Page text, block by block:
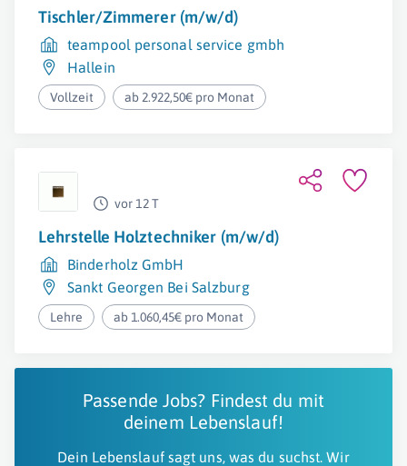
Tischler/Zimmerer (m/w/d)
teampool personal service gmbh
Hallein
Vollzeit ab 2.922,50€ pro Monat
vor 12 T
Lehrstelle Holztechniker (m/w/d)
Binderholz GmbH
Sankt Georgen Bei Salzburg
Lehre ab 1.060,45€ pro Monat
Passende Jobs? Findest du mit
deinem Lebenslauf!
Dein Lebenslauf sagt uns, was du suchst. Wir